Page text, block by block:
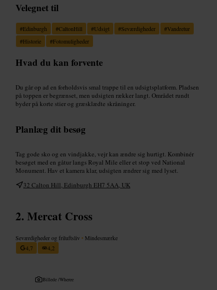
Velegnet til
#Edinburgh #CaltonHill #Udsigt #Seværdigheder #Vandretur
#Historie #Fotomuligheder
Hvad du kan forvente
Du går op ad en forholdsvis smal trappe til en udsigtsplatform. Pladsen
på toppen er begrænset, men udsigten rækker langt. Området rundt
byder på korte stier og græsklædte skråninger.
Planlæg dit besøg
Tag gode sko og en vindjakke, vejr kan ændre sig hurtigt. Kombinér
besøget med en gåtur langs Royal Mile eller et stop ved National
Monument. Hav et kamera klar, udsigten ændrer sig med lyset.
32 Calton Hill, Edinburgh EH7 5AA, UK
Mercat Cross
Seværdigheder og friluftsliv • Mindesmærke
4,7
4,2
Billede /Wheree